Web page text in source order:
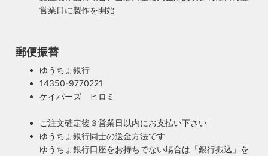
イルでの提案にこだわっています。
営業日に製作を開始
郵便振替
ゆうちょ銀行
14350-9770221
ケイパーズ ヒロミ
ご注文確定後３営業日以内にお支払い下さい
ゆうちょ銀行同士の送金方法です
ゆうちょ銀行口座をお持ちでない場合は「銀行振込」を